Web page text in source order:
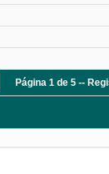
Página 1 de 5 --